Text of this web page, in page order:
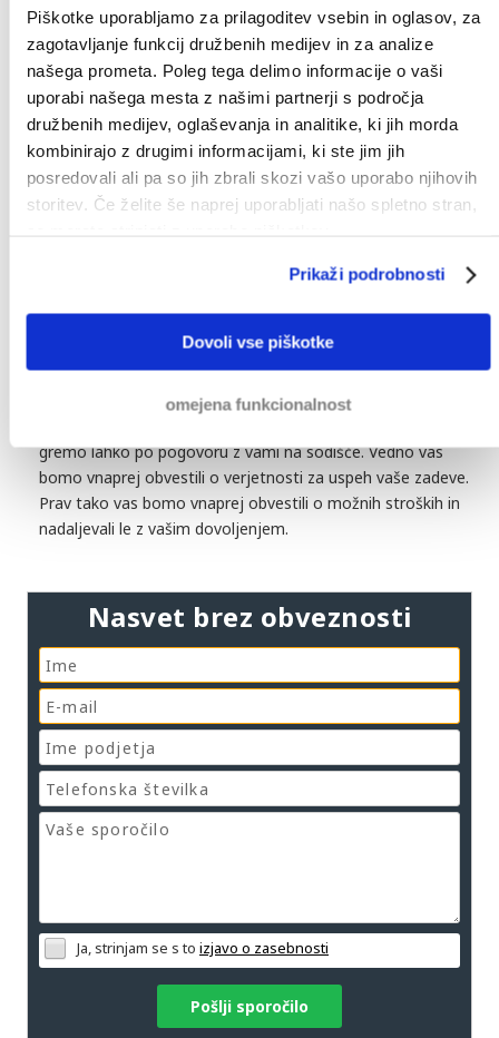
Piškotke uporabljamo za prilagoditev vsebin in oglasov, za
zagotavljanje funkcij družbenih medijev in za analize
našega prometa. Poleg tega delimo informacije o vaši
uporabi našega mesta z našimi partnerji s področja
družbenih medijev, oglaševanja in analitike, ki jih morda
kombinirajo z drugimi informacijami, ki ste jim jih
posredovali ali pa so jih zbrali skozi vašo uporabo njihovih
storitev. Če želite še naprej uporabljati našo spletno stran,
Prikaži podrobnosti
Dovoli vse piškotke
omejena funkcionalnost
postregli z informacijami o možnosti za uspeh vaše zadeve. Prav
tako vas bomo vnaprej obvestili o možnih stroških in nadaljevali
le z vašim dovoljenjem.
1. Izvensodna izterjava
Načeloma izterjavo dolga vedno začnemo z izvensodno fazo.
Tu se poskušamo izogniti vključitvi sodišča, saj je to lahko
pravne postopke, če se seveda vi s tem strinjate. Napoved
sodnih postopkov pogosto prepriča vašega dolžnika, da
gremo lahko po pogovoru z vami na sodišče. Vedno vas
bomo vnaprej obvestili o verjetnosti za uspeh vaše zadeve.
Prav tako vas bomo vnaprej obvestili o možnih stroških in
nadaljevali le z vašim dovoljenjem.
Nasvet brez obveznosti
Ja, strinjam se s to izjavo o zasebnosti
Pošlji sporočilo